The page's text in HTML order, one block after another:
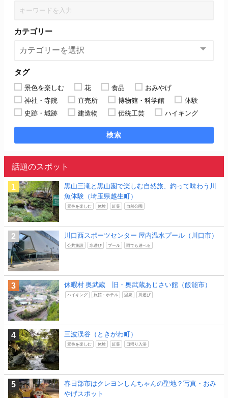
カテゴリー
タグ
景色を楽しむ 花 食品
おみやげ
神社・寺院
直売所 博物館・科学館
体験
史跡・城跡
建造物 伝統工芸 ハイキング
検索
話題のスポット
黒山三滝と黒山園で楽しむ自然旅、釣って味わう川
魚体験（埼玉県越生町）
景色を楽しむ 体験 紅葉 自然公園
川口西スポーツセンター 屋内温水プール（川口市）
公共施設 水遊び プール 雨でも遊べる
休暇村 奥武蔵 旧・奥武蔵あじさい館（飯能市）
ハイキング 旅館・ホテル 温泉 川遊び
三波渓谷（ときがわ町）
景色を楽しむ 体験 紅葉 日帰り入浴
春日部市はクレヨンしんちゃんの聖地？写真・おみ
やげスポット